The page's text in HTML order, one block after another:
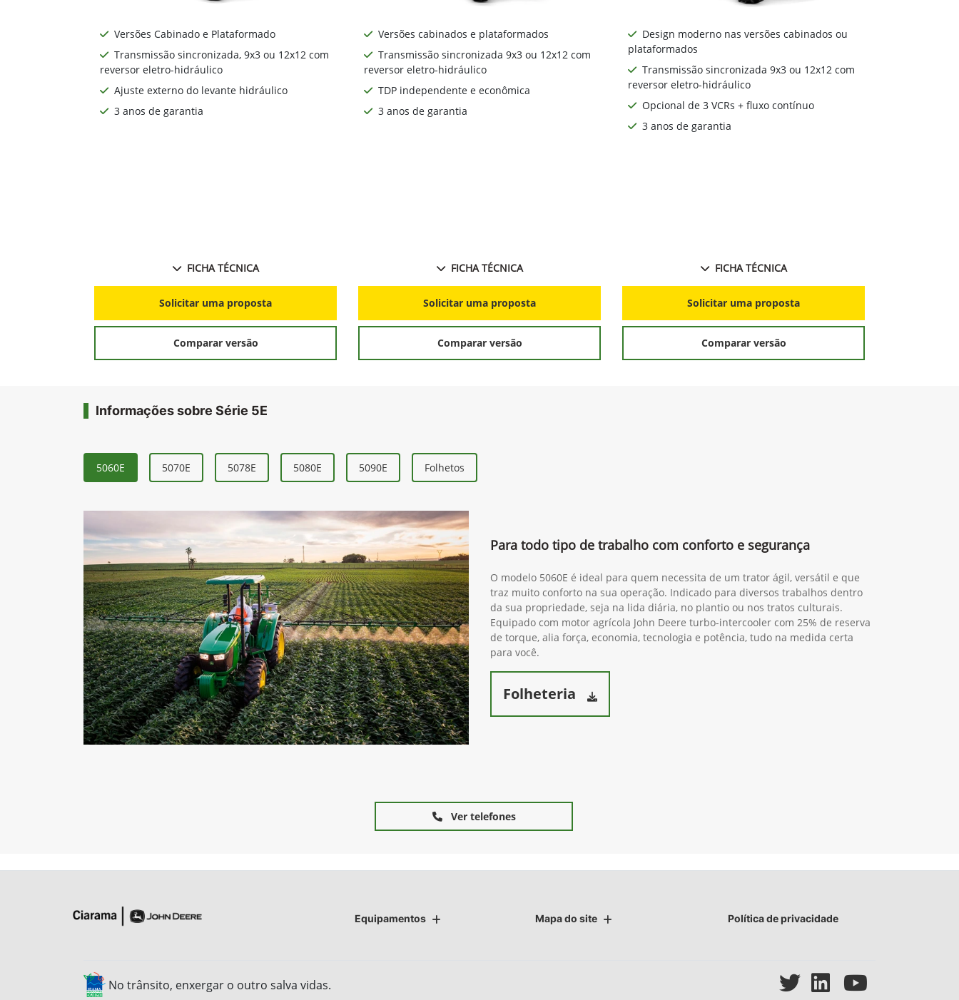
Versões Cabinado e Plataformado
Transmissão sincronizada, 9x3 ou 12x12 com
reversor eletro-hidráulico
Ajuste externo do levante hidráulico
3 anos de garantia
FICHA TÉCNICA
Solicitar uma proposta
Comparar versão
Versões cabinados e plataformados
Transmissão sincronizada 9x3 ou 12x12 com
reversor eletro-hidráulico
TDP independente e econômica
3 anos de garantia
FICHA TÉCNICA
Solicitar uma proposta
Comparar versão
Design moderno nas versões cabinados ou
plataformados
Transmissão sincronizada 9x3 ou 12x12 com
reversor eletro-hidráulico
Opcional de 3 VCRs + fluxo contínuo
3 anos de garantia
FICHA TÉCNICA
Solicitar uma proposta
Comparar versão
Informações sobre Série 5E
5060E 5070E 5078E 5080E 5090E Folhetos
Para todo tipo de trabalho com conforto e segurança
O modelo 5060E é ideal para quem necessita de um trator ágil, versátil e que
traz muito conforto na sua operação. Indicado para diversos trabalhos dentro
da sua propriedade, seja na lida diária, no plantio ou nos tratos culturais.
Equipado com motor agrícola John Deere turbo-intercooler com 25% de reserva
de torque, alia força, economia, tecnologia e potência, tudo na medida certa
para você.
Folheteria
Ver telefones
Equipamentos Mapa do site Política de privacidade
No trânsito, enxergar o outro salva vidas.